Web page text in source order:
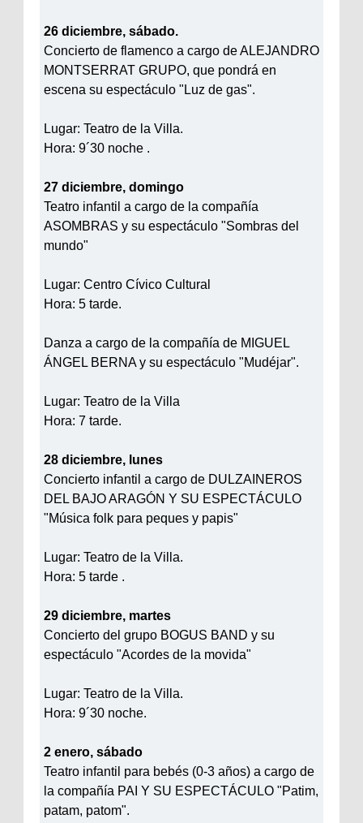
26 diciembre, sábado.
Concierto de flamenco a cargo de ALEJANDRO
MONTSERRAT GRUPO, que pondrá en
escena su espectáculo "Luz de gas".
Lugar: Teatro de la Villa.
Hora: 9´30 noche .
27 diciembre, domingo
Teatro infantil a cargo de la compañía
ASOMBRAS y su espectáculo "Sombras del
mundo"
Lugar: Centro Cívico Cultural
Hora: 5 tarde.
Danza a cargo de la compañía de MIGUEL
ÁNGEL BERNA y su espectáculo "Mudéjar".
Lugar: Teatro de la Villa
Hora: 7 tarde.
28 diciembre, lunes
Concierto infantil a cargo de DULZAINEROS
DEL BAJO ARAGÓN Y SU ESPECTÁCULO
"Música folk para peques y papis"
Lugar: Teatro de la Villa.
Hora: 5 tarde .
29 diciembre, martes
Concierto del grupo BOGUS BAND y su
espectáculo "Acordes de la movida"
Lugar: Teatro de la Villa.
Hora: 9´30 noche.
2 enero, sábado
Teatro infantil para bebés (0-3 años) a cargo de
la compañía PAI Y SU ESPECTÁCULO "Patim,
patam, patom".